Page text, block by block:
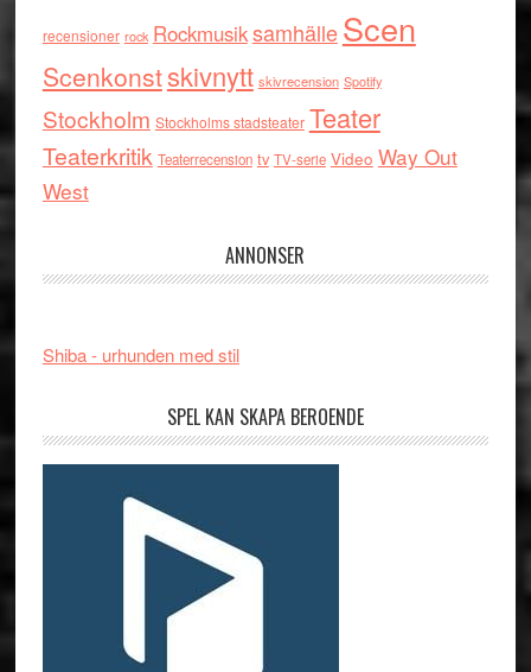
recensioner rock RockmusiksamhälleScen
Scenkonstskivnytt skivrecension Spotify
Stockholm Stockholms stadsteater Teater
Teaterkritik Teaterrecension tv TV-serie Video Way Out
West
ANNONSER
Shiba - urhunden med stil
SPEL KAN SKAPA BEROENDE